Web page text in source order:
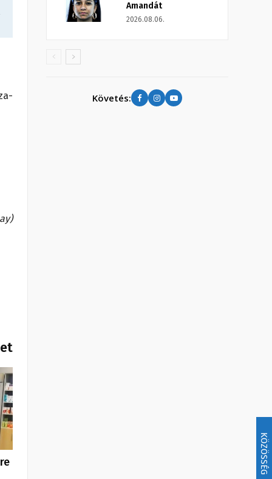
KÖZÖSSÉG
Amandát
2026.08.06.
Követés: